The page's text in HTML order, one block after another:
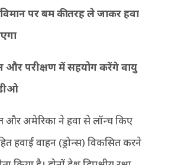
पर बम की तरह ले जाकर हवा
और परीक्षण में सहयोग करेंगे वायु
और अमेरिका ने हवा से लॉन्च किए
हवाई वाहन (ड्रोन्स) विकसित करने